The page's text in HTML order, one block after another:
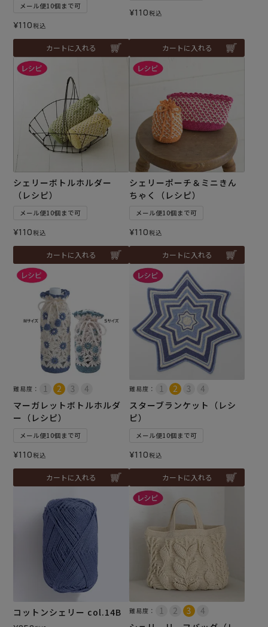
メール便10個まで可
¥110税込
カートに入れる
¥110税込
カートに入れる
シェリーボトルホルダー
（レシピ）
メール便10個まで可
¥110税込
カートに入れる
シェリーポーチ＆ミニきん
ちゃく（レシピ）
メール便10個まで可
¥110税込
カートに入れる
難易度：
マーガレットボトルホルダ
ー（レシピ）
メール便10個まで可
¥110税込
カートに入れる
難易度：
スターブランケット（レシ
ピ）
メール便10個まで可
¥110税込
カートに入れる
コットンシェリー col.14B 難易度：